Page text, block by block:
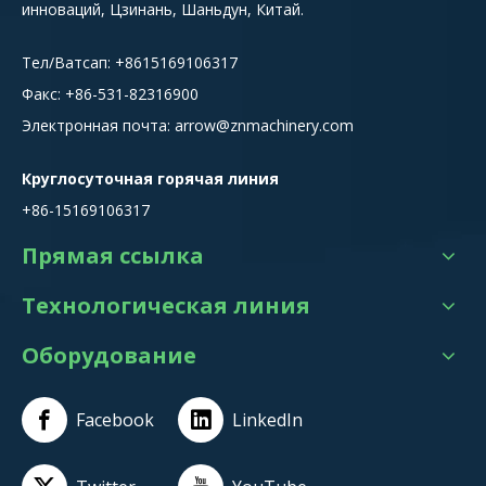
инноваций, Цзинань, Шаньдун, Китай.
Тел/Ватсап: +8615169106317
Факс: +86-531-82316900
Электронная почта: arrow@znmachinery.com
Круглосуточная горячая линия
+86-15169106317
Прямая ссылка
Технологическая линия
Оборудование
Facebook LinkedIn